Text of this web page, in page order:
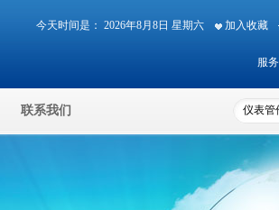
今天时间是： 2026年8月8日 星期六 加入收藏
服
联系我们